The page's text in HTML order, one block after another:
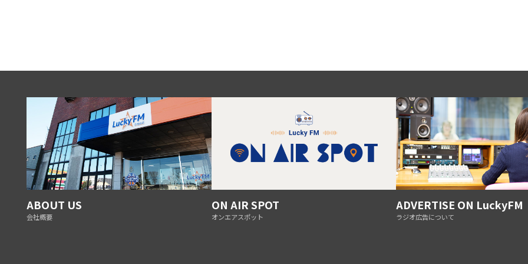
ABOUT US
会社概要
ON AIR SPOT
オンエアスポット
ADVERTISE ON LuckyFM
ラジオ広告について